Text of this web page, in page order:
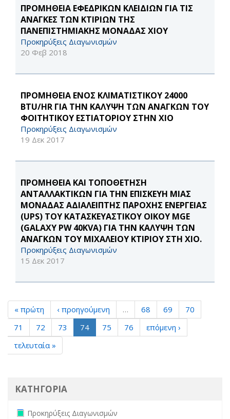
ΠΡΟΜΗΘΕΙΑ ΕΦΕΔΡΙΚΩΝ ΚΛΕΙΔΙΩΝ ΓΙΑ ΤΙΣ
ΑΝΑΓΚΕΣ ΤΩΝ ΚΤΙΡΙΩΝ ΤΗΣ
ΠΑΝΕΠΙΣΤΗΜΙΑΚΗΣ ΜΟΝΑΔΑΣ ΧΙΟΥ
Προκηρύξεις Διαγωνισμών
20 Φεβ 2018
ΠΡΟΜΗΘΕΙΑ ΕΝΟΣ ΚΛΙΜΑΤΙΣΤΙΚΟΥ 24000
BTU/HR ΓΙΑ ΤΗΝ ΚΑΛΥΨΗ ΤΩΝ ΑΝΑΓΚΩΝ ΤΟΥ
ΦΟΙΤΗΤΙΚΟΥ ΕΣΤΙΑΤΟΡΙΟΥ ΣΤΗΝ ΧΙΟ
Προκηρύξεις Διαγωνισμών
19 Δεκ 2017
ΠΡΟΜΗΘΕΙΑ ΚΑΙ ΤΟΠΟΘΕΤΗΣΗ
ΑΝΤΑΛΛΑΚΤΙΚΩΝ ΓΙΑ ΤΗΝ ΕΠΙΣΚΕΥΗ ΜΙΑΣ
ΜΟΝΑΔΑΣ ΑΔΙΑΛΕΙΠΤΗΣ ΠΑΡΟΧΗΣ ΕΝΕΡΓΕΙΑΣ
(UPS) ΤΟΥ ΚΑΤΑΣΚΕΥΑΣΤΙΚΟΥ ΟΙΚΟΥ MGE
(GALAXY PW 40KVA) ΓΙΑ ΤΗΝ ΚΑΛΥΨΗ ΤΩΝ
ΑΝΑΓΚΩΝ ΤΟΥ ΜΙΧΑΛΕΙΟΥ ΚΤΙΡΙΟΥ ΣΤΗ ΧΙΟ.
Προκηρύξεις Διαγωνισμών
15 Δεκ 2017
« πρώτη ‹ προηγούμενη … 68 69
70
71
72 73 74 75 76
επόμενη ›
τελευταία »
ΚΑΤΗΓΟΡΙΑ
Remove Προκηρύξεις Διαγωνισμών filter
Προκηρύξεις Διαγωνισμών